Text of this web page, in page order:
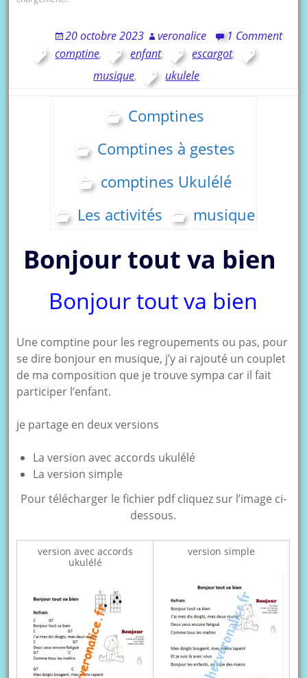
20 octobre 2023 veronalice
1 Comment
comptine, enfant, escargot,
musique, ukulele
Comptines
Comptines à gestes
comptines Ukulélé
Les activités
musique
Bonjour tout va bien
Bonjour tout va bien
Une comptine pour les regroupements ou pas, pour
se dire bonjour en musique, j’y ai rajouté un couplet
de ma composition que je trouve sympa car il fait
participer l’enfant.
je partage en deux versions
La version avec accords ukulélé
La version simple
Pour télécharger le fichier pdf cliquez sur l’image ci-
dessous.
version avec accords
ukulélé
version simple